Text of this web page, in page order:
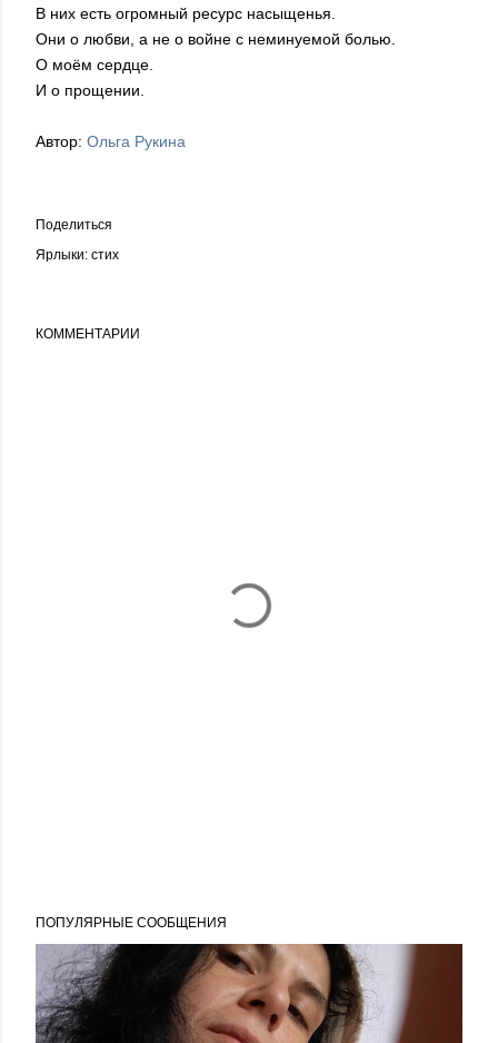
В них есть огромный ресурс насыщенья.
Они о любви, а не о войне с неминуемой болью.
О моём сердце.
И о прощении.
Автор: Ольга Рукина
Поделиться
Ярлыки: стих
КОММЕНТАРИИ
ПОПУЛЯРНЫЕ СООБЩЕНИЯ